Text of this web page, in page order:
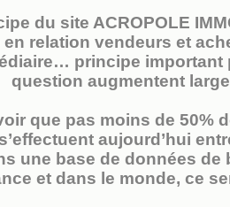
du site ACROPOLE
en relation vendeurs et
principe important
question augmentent
que pas moins de 50%
aujourd’hui
une base de données de
et dans le monde, ce